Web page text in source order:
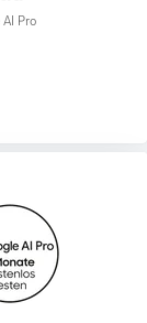
Pro